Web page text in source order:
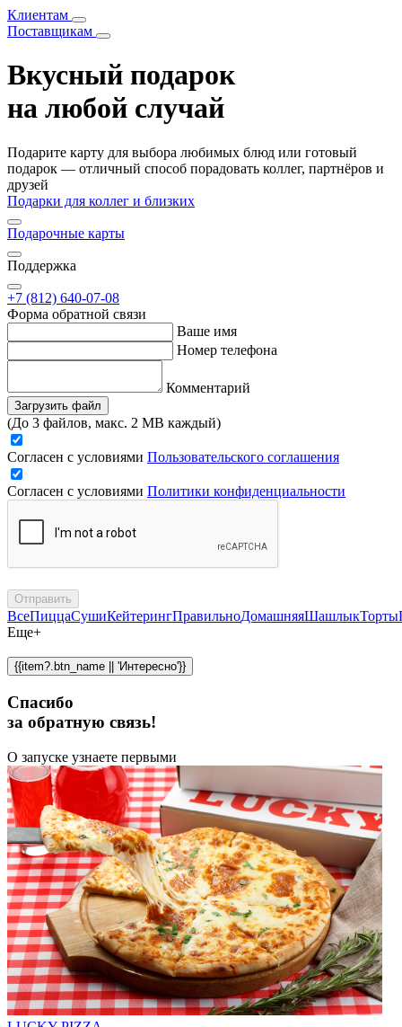
Клиентам
Поставщикам
Вкусный подарок
на любой случай
Подарите карту для выбора любимых блюд или готовый
подарок — отличный способ порадовать коллег, партнёров и
друзей
Подарки для коллег и близких
Подарочные карты
Поддержка
+7 (812) 640-07-08
Форма обратной связи
Ваше имя
Номер телефона
Комментарий
Загрузить файл
(До 3 файлов, макс. 2 MB каждый)
Согласен с условиями Пользовательского соглашения
Согласен с условиями Политики конфиденциальности
Отправить
ВсеПиццаСушиКейтерингПравильноДомашняяШашлыкТорты
Еще+
{{item?.btn_name || 'Интересно'}}
Спасибо
за обратную связь!
О запуске узнаете первыми